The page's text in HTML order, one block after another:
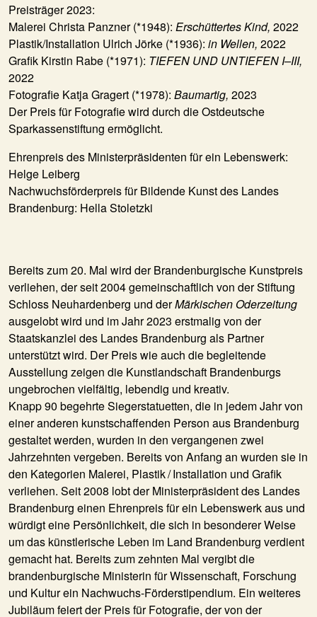
Preisträger 2023:
Malerei Christa Panzner (*1948): Erschüttertes Kind, 2022
Plastik/Installation Ulrich Jörke (*1936): in Wellen, 2022
Grafik Kirstin Rabe (*1971): TIEFEN UND UNTIEFEN I–III,
2022
Fotografie Katja Gragert (*1978): Baumartig, 2023
Der Preis für Fotografie wird durch die Ostdeutsche
Sparkassenstiftung ermöglicht.
Ehrenpreis des Ministerpräsidenten für ein Lebenswerk:
Helge Leiberg
Nachwuchsförderpreis für Bildende Kunst des Landes
Brandenburg: Hella Stoletzki
Bereits zum 20. Mal wird der Brandenburgische Kunstpreis
verliehen, der seit 2004 gemeinschaftlich von der Stiftung
Schloss Neuhardenberg und derMärkischen Oderzeitung
ausgelobt wird und im Jahr 2023 erstmalig von der
Staatskanzlei des Landes Brandenburg als Partner
unterstützt wird. Der Preis wie auch die begleitende
Ausstellung zeigen die Kunstlandschaft Brandenburgs
ungebrochen vielfältig, lebendig und kreativ.
Knapp 90 begehrte Siegerstatuetten, die in jedem Jahr von
einer anderen kunstschaffenden Person aus Brandenburg
gestaltet werden, wurden in den vergangenen zwei
Jahrzehnten vergeben. Bereits von Anfang an wurden sie in
den Kategorien Malerei, Plastik / Installation und Grafik
verliehen. Seit 2008 lobt der Ministerpräsident des Landes
Brandenburg einen Ehrenpreis für ein Lebenswerk aus und
würdigt eine Persönlichkeit, die sich in besonderer Weise
um das künstlerische Leben im Land Brandenburg verdient
gemacht hat. Bereits zum zehnten Mal vergibt die
brandenburgische Ministerin für Wissenschaft, Forschung
und Kultur ein Nachwuchs-Förderstipendium. Ein weiteres
Jubiläum feiert der Preis für Fotografie, der von der